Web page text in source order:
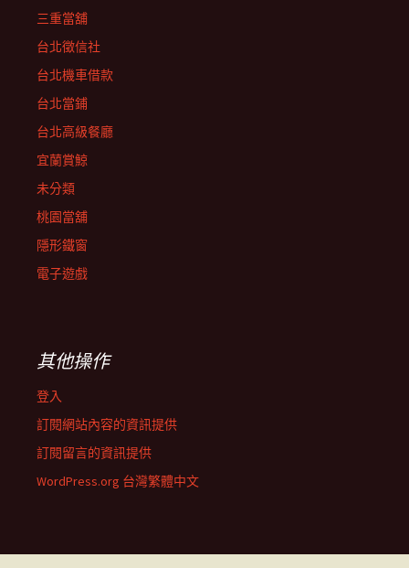
三重當舖
台北徵信社
台北機車借款
台北當鋪
台北高級餐廳
宜蘭賞鯨
未分類
桃園當舖
隱形鐵窗
電子遊戲
其他操作
登入
訂閱網站內容的資訊提供
訂閱留言的資訊提供
WordPress.org 台灣繁體中文